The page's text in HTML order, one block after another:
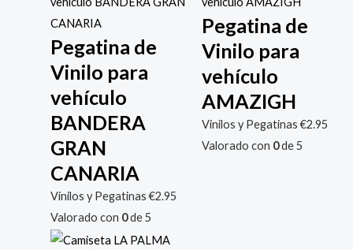
Pegatina de
Vinilo para
vehículo
BANDERA
GRAN
CANARIA
Vinilos y Pegatinas€2.95
Valorado con 0de 5
Pegatina de
Vinilo para
vehículo
AMAZIGH
Vinilos y Pegatinas€2.95
Valorado con 0de 5